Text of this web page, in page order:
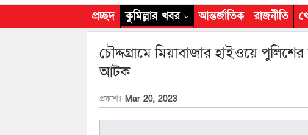
প্রচ্ছদ কুমিল্লার খবর আন্তর্জাতিক রাজনীতি
চৌদ্দগ্রামে মিয়াবাজার হাইওয়ে
আটক
প্রকাশঃ Mar 20, 2023